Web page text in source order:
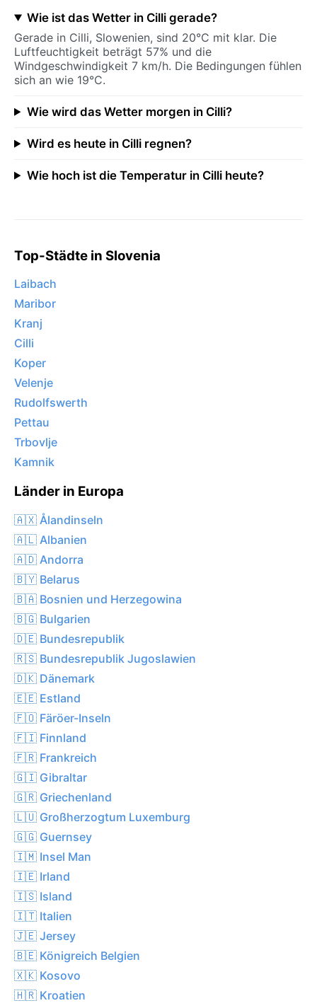
Wie ist das Wetter in Cilli gerade?
Gerade in Cilli, Slowenien, sind 20°C mit klar. Die
Luftfeuchtigkeit beträgt 57% und die
Windgeschwindigkeit 7 km/h. Die Bedingungen fühlen
sich an wie 19°C.
Wie wird das Wetter morgen in Cilli?
Wird es heute in Cilli regnen?
Wie hoch ist die Temperatur in Cilli heute?
Top-Städte in Slovenia
Laibach
Maribor
Kranj
Cilli
Koper
Velenje
Rudolfswerth
Pettau
Trbovlje
Kamnik
Länder in Europa
🇦🇽 Ålandinseln
🇦🇱 Albanien
🇦🇩 Andorra
🇧🇾 Belarus
🇧🇦 Bosnien und Herzegowina
🇧🇬 Bulgarien
🇩🇪 Bundesrepublik
🇷🇸 Bundesrepublik Jugoslawien
🇩🇰 Dänemark
🇪🇪 Estland
🇫🇴 Färöer-Inseln
🇫🇮 Finnland
🇫🇷 Frankreich
🇬🇮 Gibraltar
🇬🇷 Griechenland
🇱🇺 Großherzogtum Luxemburg
🇬🇬 Guernsey
🇮🇲 Insel Man
🇮🇪 Irland
🇮🇸 Island
🇮🇹 Italien
🇯🇪 Jersey
🇧🇪 Königreich Belgien
🇽🇰 Kosovo
🇭🇷 Kroatien